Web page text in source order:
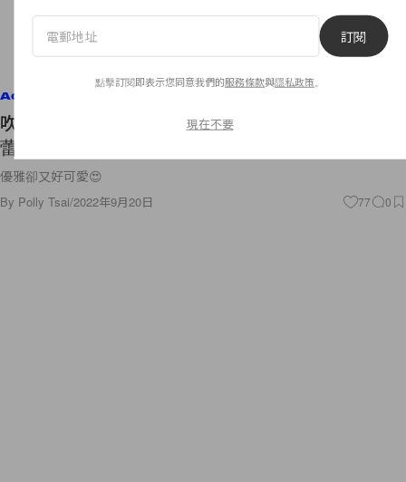
Accessories
吹到明年的法式優雅：CHANEL、Miu Miu...預測芭
蕾舞鞋將會再升溫！
優雅卻又好可愛😍
By Polly Tsai/2022年9月20日 77 0
訂閱
點擊訂閱即表示您同意我們的服務條款與隱私政策
現在不要